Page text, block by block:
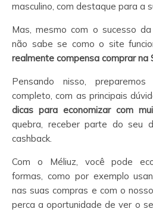
masculino, com destaque para a
Mas, mesmo com o sucesso
não sabe se como o site
realmente compensa comprar na
Pensando nisso,
completo, com as principais
dicas para economizar com
quebra, receber parte do seu
cashback.
Com o Méliuz, você pode
formas, como por exemplo
nas suas compras e com o
perca a oportunidade de ver o